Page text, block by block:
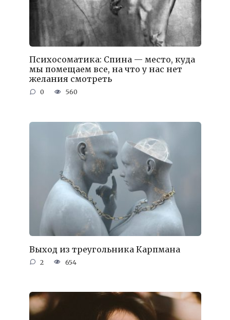
Психосоматика: Спина — место, куда
мы помещаем все, на что у нас нет
желания смотреть
0 560
Выход из треугольника Карпмана
2 654